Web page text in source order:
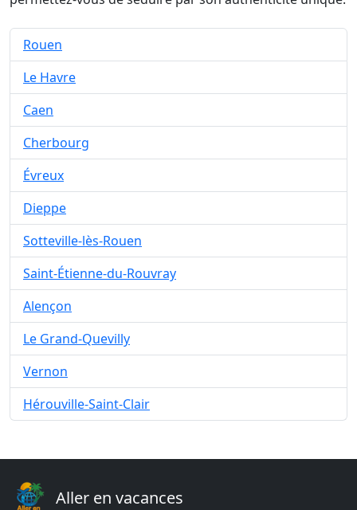
Rouen
Le Havre
Caen
Cherbourg
Évreux
Dieppe
Sotteville-lès-Rouen
Saint-Étienne-du-Rouvray
Alençon
Le Grand-Quevilly
Vernon
Hérouville-Saint-Clair
Aller en vacances